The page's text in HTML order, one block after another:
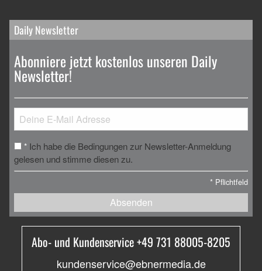
Daily Newsletter
Abonniere jetzt kostenlos unseren Daily
Newsletter!
* Ich habe die Bedingungen zur Newsletter-Anmeldung
gelesen und stimme diesen zu.
* Pflichtfeld
Absenden
Abo- und Kundenservice +49 731 88005-8205
kundenservice@ebnermedia.de